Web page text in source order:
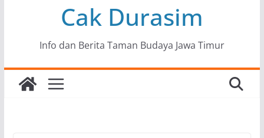
Cak Durasim
Info dan Berita Taman Budaya Jawa Timur